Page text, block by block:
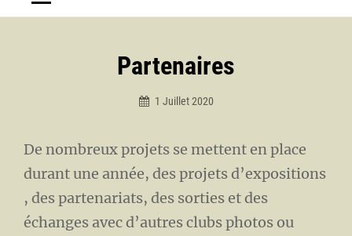
Partenaires
1 Juillet 2020
De nombreux projets se mettent en place
durant une année, des projets d’expositions
, des partenariats, des sorties et des
échanges avec d’autres clubs photos ou